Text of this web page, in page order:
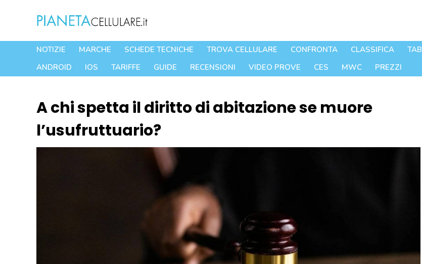
contenuto
NOTIZIE MARCHE SCHEDE TECNICHE TROVA CELLULARE CONFRONTA CLASSIFICA
ANDROID
IOS TARIFFE GUIDE RECENSIONI VIDEO PROVE CES MWC PREZZI
A chi spetta il diritto di abitazione se muore
l’usufruttuario?